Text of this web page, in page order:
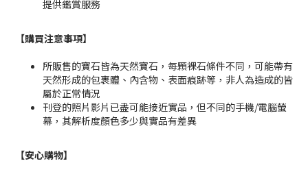
提供鑑賞服務
【購買注意事項】
所販售的寶石皆為天然寶石，每顆裸石條件不同，可能帶有
天然形成的包裹體、內含物、表面痕跡等，非人為造成的皆
屬於正常情況
刊登的照片影片已盡可能接近實品，但不同的手機/電腦螢
幕，其解析度顏色多少與實品有差異
【安心購物】